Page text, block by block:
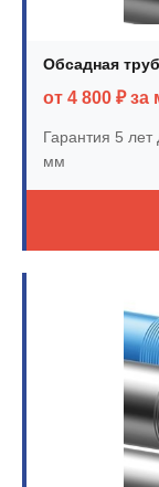
Обсадная
от 4 800 ₽ за
Гарантия 5 лет
мм